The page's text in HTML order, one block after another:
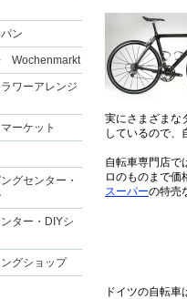
ン
Wochenmarkt
ワーアレンジ
ーケット
グセンター・
ター・DIYシ
グショップ
実にさまざまな
しているので、
自転車専門店で
ロのものまで価
スーパーの特売
ドイツの自転